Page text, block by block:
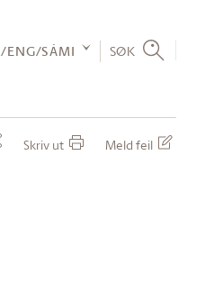
ENG/SÁMI SØK
Skriv ut Meld feil